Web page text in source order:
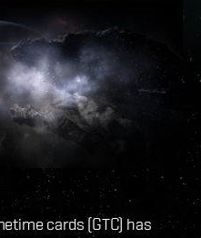
cards (GTC) has